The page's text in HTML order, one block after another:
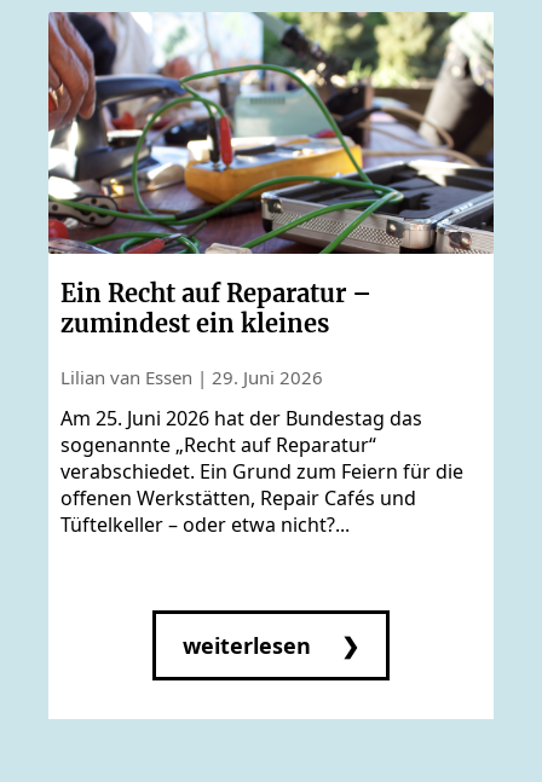
Ein Recht auf Reparatur –
zumindest ein kleines
Lilian van Essen | 29. Juni 2026
Am 25. Juni 2026 hat der Bundestag das
sogenannte „Recht auf Reparatur“
verabschiedet. Ein Grund zum Feiern für die
offenen Werkstätten, Repair Cafés und
Tüftelkeller – oder etwa nicht?...
weiterlesen ❯